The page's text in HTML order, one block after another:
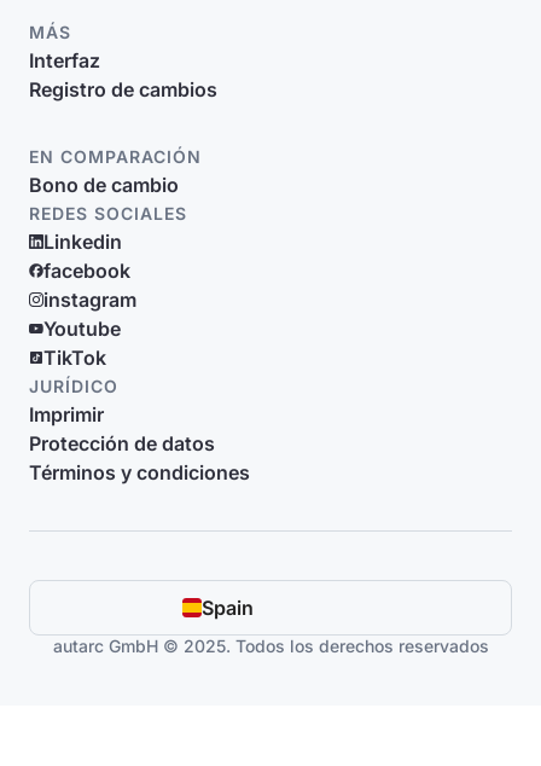
MÁS
Interfaz
Registro de cambios
EN COMPARACIÓN
Bono de cambio
REDES SOCIALES
Linkedin
facebook
instagram
Youtube
TikTok
JURÍDICO
Imprimir
Protección de datos
Términos y condiciones
Spain
autarc GmbH © 2025. Todos los derechos reservados